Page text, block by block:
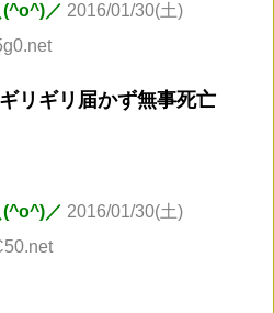
(^o^)／ 2016/01/30(土)
リギリ届かず無事死亡
(^o^)／ 2016/01/30(土)